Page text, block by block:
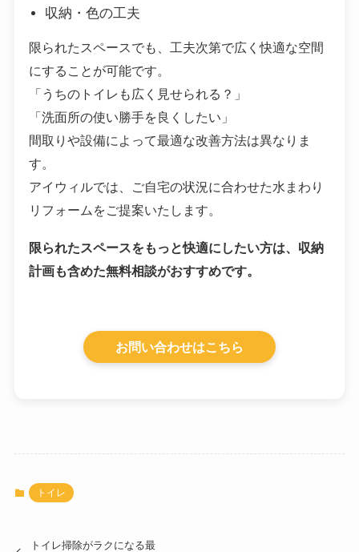
収納・色の工夫
限られたスペースでも、工夫次第で広く快適な空間
にすることが可能です。
「うちのトイレも広く見せられる？」
「洗面所の使い勝手を良くしたい」
間取りや設備によって最適な改善方法は異なりま
す。
アイウィルでは、ご自宅の状況に合わせた水まわり
リフォームをご提案いたします。
限られたスペースをもっと快適にしたい方は、収納
計画も含めた無料相談がおすすめです。
お問い合わせはこちら
トイレ
トイレ掃除がラクになる最